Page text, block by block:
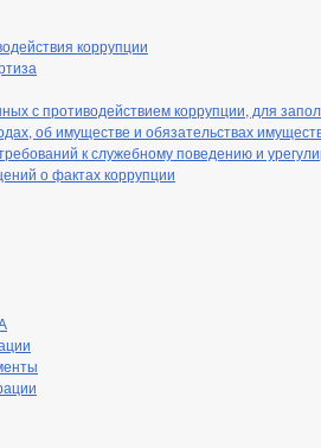
коррупции
с противодействием коррупции, для
об имуществе и обязательствах
к служебному поведению и
о фактах коррупции